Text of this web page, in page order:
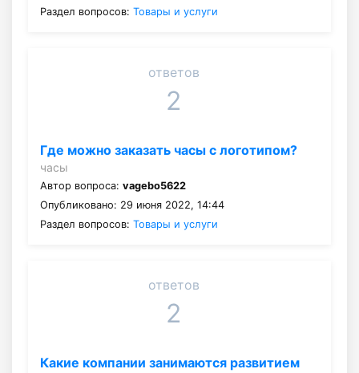
Раздел вопросов: Товары и услуги
ответов
2
Где можно заказать часы с логотипом?
часы
Автор вопроса: vagebo5622
Опубликовано: 29 июня 2022, 14:44
Раздел вопросов: Товары и услуги
ответов
2
Какие компании занимаются развитием